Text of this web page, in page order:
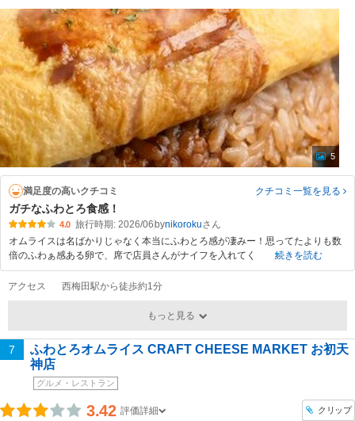
5
満足度の高いクチコミ クチコミ一覧を見る
ガチなふわとろ食感！
4.0 旅行時期: 2026/06bynikoroku
オムライスは名ばかりじゃなく本当にふわとろ感が凄みー！思ってたよりも数
倍のふわぁ感ある卵で、席で店員さんがナイフを入れてく
続きを読む
アクセス 西梅田駅から徒歩約1分
もっと見る
7
ふわとろオムライス CRAFT CHEESE MARKET お初天
神店
グルメ・レストラン
3.42 評価詳細 クリップ